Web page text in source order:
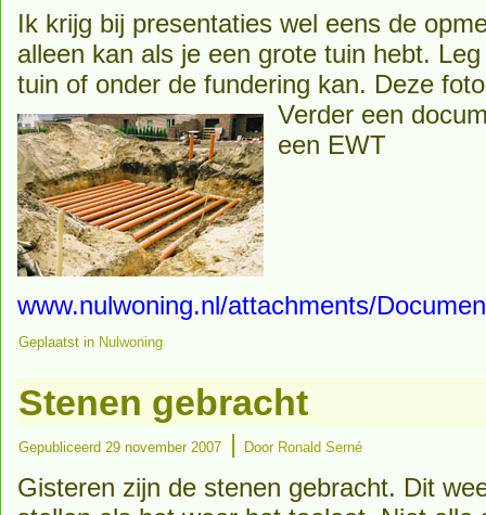
Ik krijg bij presentaties wel eens de
alleen kan als je een grote tuin hebt.
tuin of onder de fundering kan. Deze
Verder een
een EWT
www.nulwoning.nl/attachments/
Geplaatst in Nulwoning
Stenen gebracht
Gepubliceerd 29 november 2007 | Door Ronald Serné
Gisteren zijn de stenen gebracht. Dit